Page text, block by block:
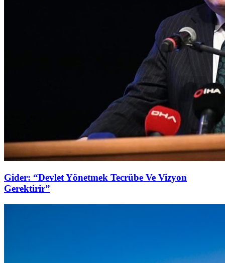
Gider: “Devlet Yönetmek Tecrübe Ve Vizyon
Gerektirir”